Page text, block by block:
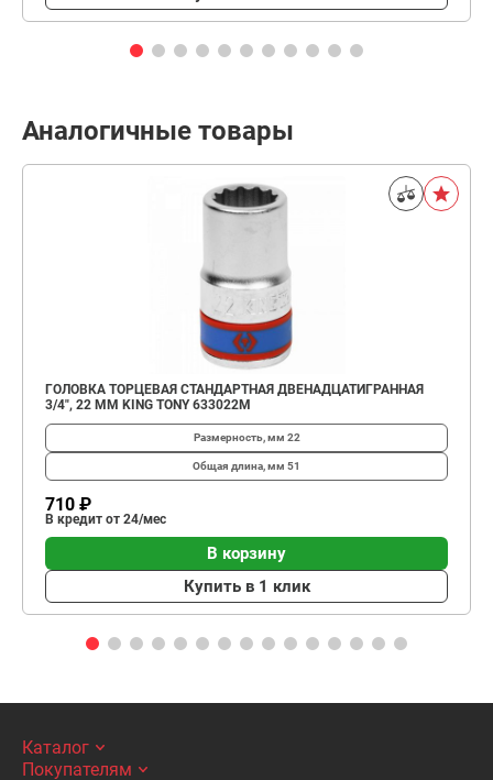
Аналогичные товары
ГОЛОВКА ТОРЦЕВАЯ СТАНДАРТНАЯ ДВЕНАДЦАТИГРАННАЯ
3/4", 22 ММ KING TONY 633022M
Размерность, мм 22
Общая длина, мм 51
710 ₽
В кредит от 24/мес
В корзину
Купить в 1 клик
Каталог
Покупателям